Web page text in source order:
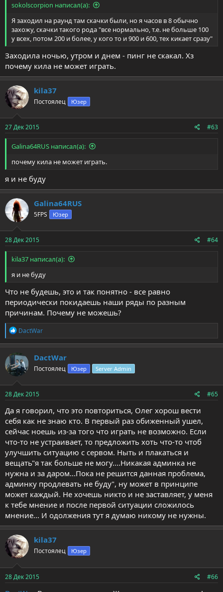
sokolscorpion написал(а):
Я заходил на раунд там скачки были, но я часов в 8 обычно
захожу, скачки такого рода "все нормально, т.е. не больше 100
у всех, потом 200 и более, у кого то и 900 и 600, тех кикает сразу"
Заходила ночью, утром и днем - пинг не скакал. Хз
почему кила не может играть.
kila37
Постоялец Юзер
27 Дек 2015 #63
Galina64RUS написал(а):
почему кила не может играть.
я и не буду
Galina64RUS
5FPS Юзер
28 Дек 2015 #64
kila37 написал(а):
я и не буду
Что не будешь, это и так понятно - все равно
периодически покидаешь наши ряды по разным
причинам. Почему не можешь?
Р
е
а
к
ц
и
и
:
DactWar
DactWar
Постоялец Юзер Server Admin
28 Дек 2015 #65
Да я говорил, что это повториться, Олег хорош вести
себя как не знаю кто. В первый раз обиженный ушел,
сейчас ноешь из-за того что играть не возможно. Если
что-то не устраивает, то предложить хоть что-то чтоб
улучшить ситуацию с сервом. Ныть и плакаться и
вещать"я так больше не могу....Никакая админка не
нужна и за даром...Пока не решится данная проблема,
админку продлевать не буду", ну может в принципе
может каждый. Не хочешь никто и не заставляет, у меня
к тебе мнение и после первой ситуации сложилось
мнение... И одолжения тут я думаю никому не нужны.
kila37
Постоялец Юзер
28 Дек 2015 #66